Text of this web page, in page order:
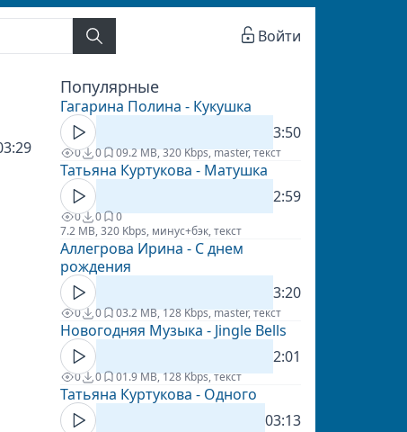
Войти
Популярные
Гагарина Полина - Кукушка
3:50
0 0 09.2 MB, 320 Kbps, master, текст
Татьяна Куртукова - Матушка
2:59
0 0
0
7.2 MB, 320 Kbps, минус+бэк, текст
Аллегрова Ирина - С днем
рождения
3:20
0 0 03.2 MB, 128 Kbps, master, текст
Новогодняя Музыка - Jingle Bells
2:01
0 0 01.9 MB, 128 Kbps, текст
Татьяна Куртукова - Одного
03:13